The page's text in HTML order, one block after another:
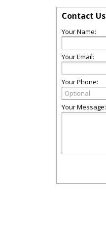
Contact Us
Your Name:
Your Email:
Your Phone:
Your Message: